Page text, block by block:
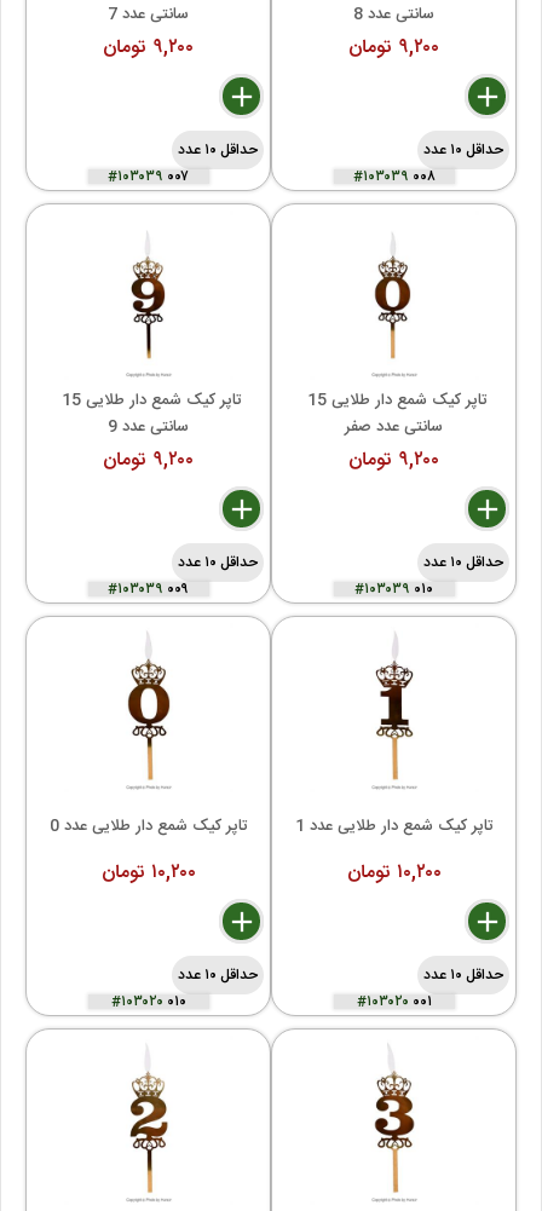
سانتی عدد 7
۹,۲۰۰ تومان
delete
remove
add
حداقل ۱۰ عدد
#۱۰۳۰۳۹ ۰۰۷
سانتی عدد 8
۹,۲۰۰ تومان
delete
remove
add
حداقل ۱۰ عدد
#۱۰۳۰۳۹ ۰۰۸
سانتی عدد 9
۹,۲۰۰ تومان
delete
remove
add
حداقل ۱۰ عدد
#۱۰۳۰۳۹ ۰۰۹
سانتی عدد صفر
۹,۲۰۰ تومان
delete
remove
add
حداقل ۱۰ عدد
#۱۰۳۰۳۹ ۰۱۰
تاپر کیک شمع دار طلایی عدد 0
۱۰,۲۰۰ تومان
delete
remove
add
حداقل ۱۰ عدد
#۱۰۳۰۲۰ ۰۱۰
تاپر کیک شمع دار طلایی عدد 1
۱۰,۲۰۰ تومان
delete
remove
add
حداقل ۱۰ عدد
#۱۰۳۰۲۰ ۰۰۱